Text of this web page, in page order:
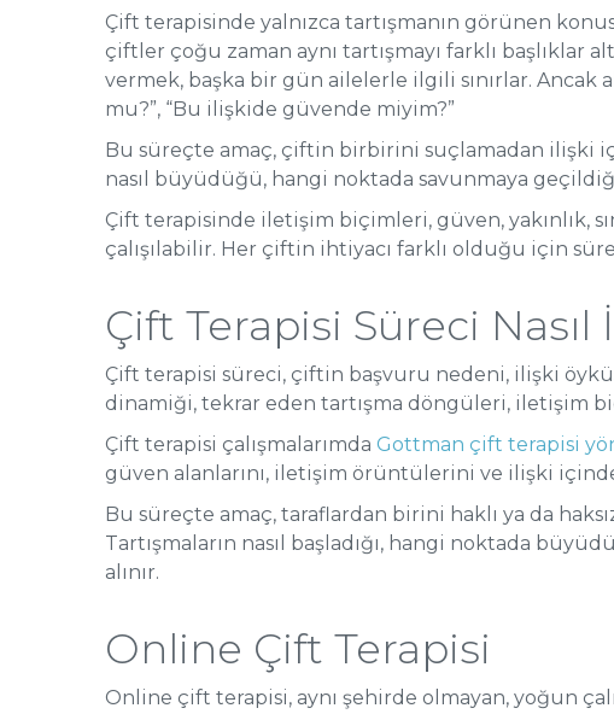
Çift terapisinde yalnızca tartışmanın görünen
çiftler çoğu zaman aynı tartışmayı farklı başlıklar
vermek, başka bir gün ailelerle ilgili sınırlar.
mu?”, “Bu ilişkide güvende miyim?”
Bu süreçte amaç, çiftin birbirini suçlamadan ilişki
nasıl büyüdüğü, hangi noktada savunmaya
Çift terapisinde iletişim biçimleri, güven, yakınlık,
çalışılabilir. Her çiftin ihtiyacı farklı olduğu için
Çift Terapisi Süreci Nasıl
Çift terapisi süreci, çiftin başvuru nedeni, ilişki
dinamiği, tekrar eden tartışma döngüleri,
Çift terapisi çalışmalarımda Gottman çift terapisi
güven alanlarını, iletişim örüntülerini ve ilişki
Bu süreçte amaç, taraflardan birini haklı ya da
Tartışmaların nasıl başladığı, hangi noktada
alınır.
Online Çift Terapisi
Online çift terapisi, aynı şehirde olmayan, yoğun